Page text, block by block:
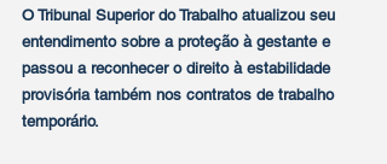
O Tribunal Superior do Trabalho atualizou seu
entendimento sobre a proteção à gestante e
passou a reconhecer o direito à estabilidade
provisória também nos contratos de trabalho
temporário.